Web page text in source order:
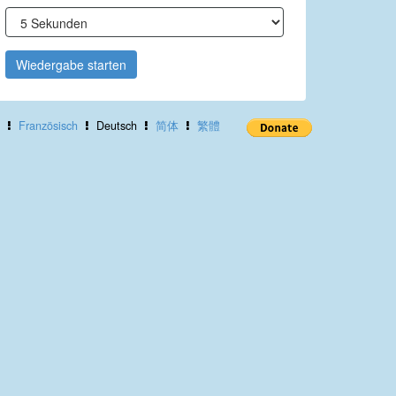
Wiedergabe starten
Französisch Deutsch 简体 繁體